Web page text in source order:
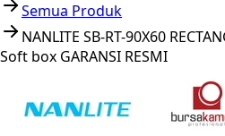
Semua Produk
NANLITE SB-RT-90X60
Soft box GARANSI RESMI